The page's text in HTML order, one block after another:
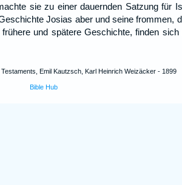
sie zu einer dauernden Satzung für
Josias aber und seine frommen,
und spätere Geschichte, finden
Emil Kautzsch, Karl Heinrich Weizäcker - 1899
Bible Hub